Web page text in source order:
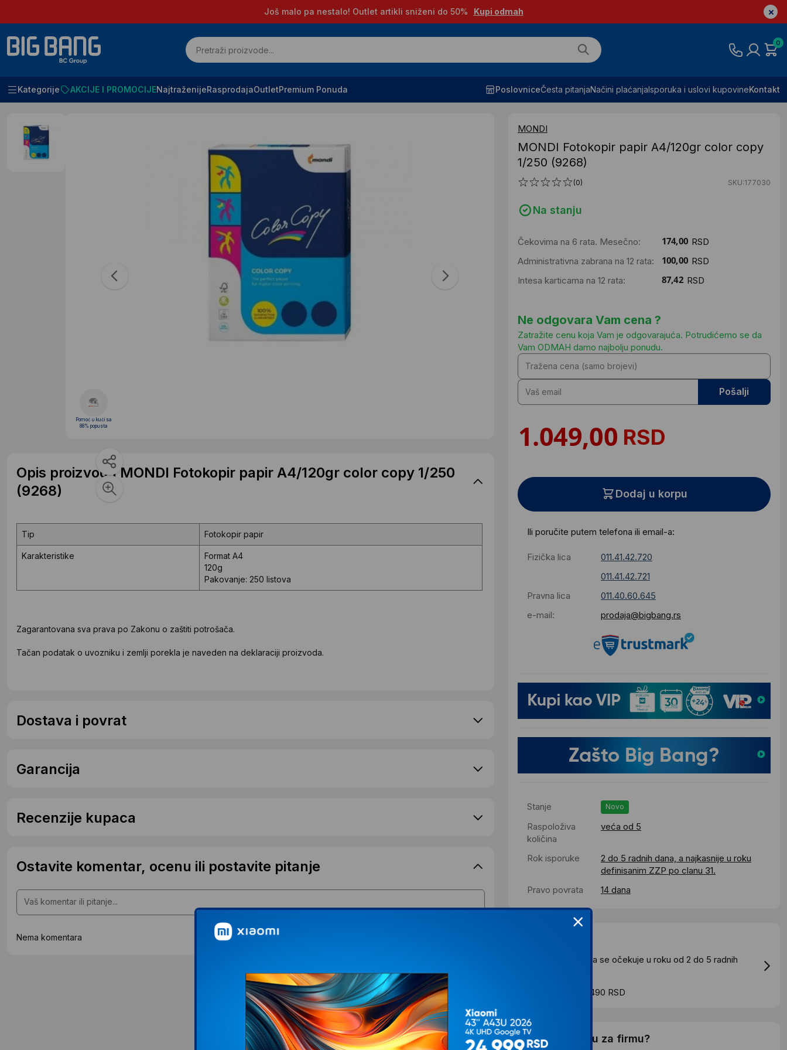
Još malo pa nestalo! Outlet artikli sniženi do 50% Kupi odmah
0
Kategorije AKCIJE I PROMOCIJENajtraženijeRasprodajaOutletPremium Ponuda PoslovniceČesta pitanjaNačini plaćanjaIsporuka i uslovi kupovineKontakt
Početna Stampaci i potrošni materijal Potrosni materijal
MONDI
MONDI Fotokopir papir A4/120gr color copy
1/250 (9268)
(0) SKU:177030
Na stanju
Čekovima na 6 rata. Mesečno:
RSD
Administrativna zabrana na 12 rata:
RSD
Intesa karticama na 12 rata:
RSD
Ne odgovara Vam cena ?
Zatražite cenu koja Vam je odgovarajuća. Potrudićemo se da
Vam ODMAH damo najbolju ponudu.
Pošalji
RSD
Dodaj u korpu
Ili poručite putem telefona ili email-a:
Fizička lica
011.41.42.720
011.41.42.721
Pravna lica
011.40.60.645
e-mail:
prodaja@bigbang.rs
Stanje Novo
Raspoloživa
količina
veća od 5
Rok isporuke
2 do 5 radnih dana, a najkasnije u roku
definisanim ZZP po clanu 31.
Pravo povrata
14 dana
Standardna dostava se očekuje u roku od 2 do 5 radnih
Troskovi dostave 490 RSD
Želite li ponudu za firmu?
Pomoć u kući sa
88% popusta
Opis proizvoda MONDI Fotokopir papir A4/120gr color copy 1/250
(9268)
Tip Fotokopir papir
Karakteristike
Format A4
120g
Pakovanje: 250 listova
Zagarantovana sva prava po Zakonu o zaštiti potrošača.
Tačan podatak o uvozniku i zemlji porekla je naveden na deklaraciji proizvoda.
Dostava i povrat
Garancija
Recenzije kupaca
Ostavite komentar, ocenu ili postavite pitanje
Nema komentara